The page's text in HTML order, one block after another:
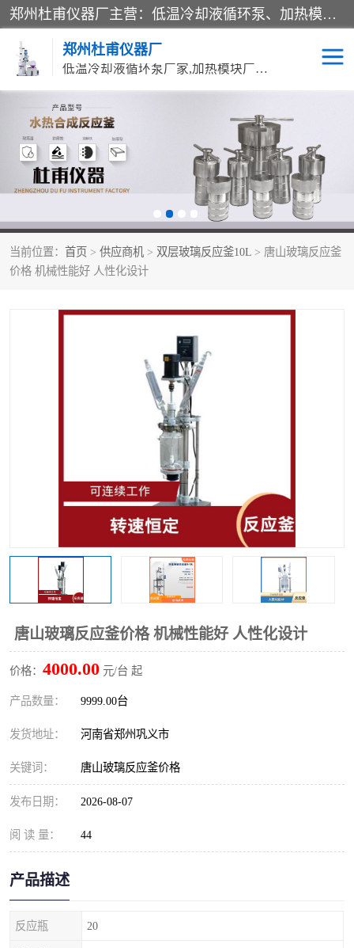
郑州杜甫仪器厂主营：低温冷却液循环泵、加热模块、水热合成反应釜、水油浴锅、旋转蒸发器、循环水真空泵等产品。郑州杜甫仪器厂在众多的教学仪器行业中依靠科技力量扬长避短、迅速发展，成为国家教委*生产教学仪器的厂家，产品具有国内良好水平，主导产品通过ISO9002质量认证。
郑州杜甫仪器厂
低温冷却液循环泵厂家,加热模块厂家,水热合成反应釜厂家,水油浴锅厂家,旋转蒸发器厂家
当前位置： 首页 > 供应商机 > 双层玻璃反应釜10L > 唐山玻璃反应釜
价格 机械性能好 人性化设计
唐山玻璃反应釜价格 机械性能好 人性化设计
价格： 4000.00 元/台 起
产品数量： 9999.00台
发货地址： 河南省郑州巩义市
关键词： 唐山玻璃反应釜价格
发布日期： 2026-08-07
阅 读 量： 44
产品描述
反应瓶 20
循环水真空泵厂家 水热合成反应釜厂家
低温冷却液循环泵厂家 加热模块厂家
气流烘干器
旋转蒸发器厂家 双层玻璃反应釜10L
五抽头循环水真空泵
多功能油浴锅
电动搅拌器
加热模块